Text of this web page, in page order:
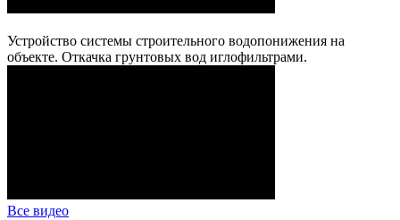
Устройство системы строительного водопонижения на
объекте. Откачка грунтовых вод иглофильтрами.
Все видео